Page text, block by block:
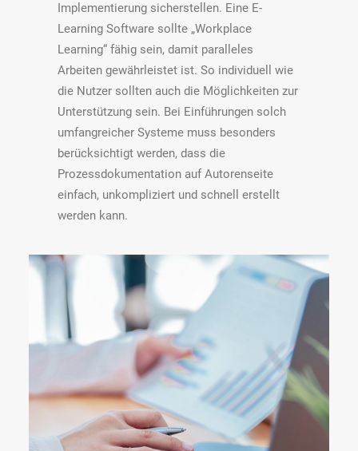
Implementierung sicherstellen. Eine E-
Learning Software sollte „Workplace
Learning“ fähig sein, damit paralleles
Arbeiten gewährleistet ist. So individuell wie
die Nutzer sollten auch die Möglichkeiten zur
Unterstützung sein. Bei Einführungen solch
umfangreicher Systeme muss besonders
berücksichtigt werden, dass die
Prozessdokumentation auf Autorenseite
einfach, unkompliziert und schnell erstellt
werden kann.